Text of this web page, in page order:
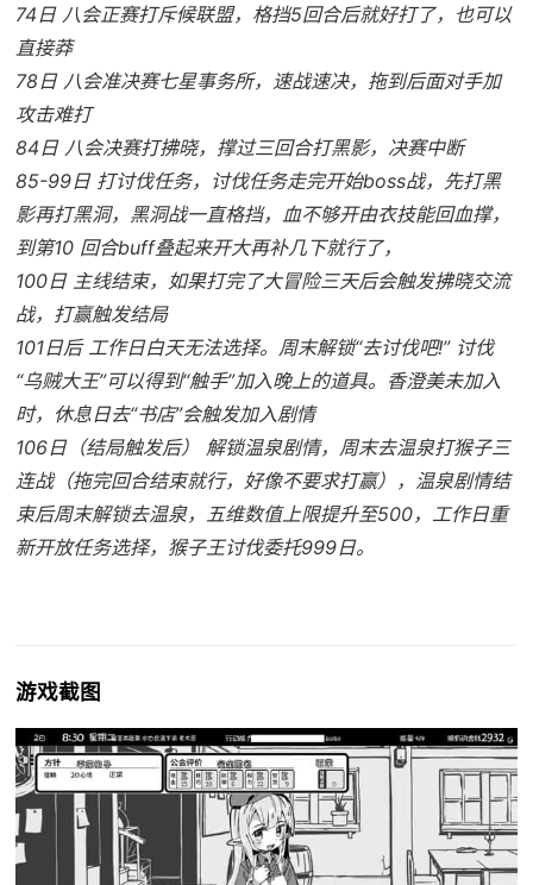
74日 八会正赛打斥候联盟，格挡5回合后就好打了，也可以
直接莽
78日 八会准决赛七星事务所，速战速决，拖到后面对手加
攻击难打
84日 八会决赛打拂晓，撑过三回合打黑影，决赛中断
85-99日 打讨伐任务，讨伐任务走完开始boss战，先打黑
影再打黑洞，黑洞战一直格挡，血不够开由衣技能回血撑，
到第10 回合buff叠起来开大再补几下就行了，
100日 主线结束，如果打完了大冒险三天后会触发拂晓交流
战，打赢触发结局
101日后 工作日白天无法选择。周末解锁“去讨伐吧!” 讨伐
“乌贼大王”可以得到“触手”加入晚上的道具。香澄美未加入
时，休息日去“书店”会触发加入剧情
106日（结局触发后） 解锁温泉剧情，周末去温泉打猴子三
连战（拖完回合结束就行，好像不要求打赢），温泉剧情结
束后周末解锁去温泉，五维数值上限提升至500，工作日重
新开放任务选择，猴子王讨伐委托999日。
游戏截图